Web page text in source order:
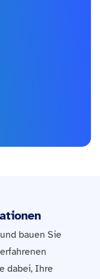
bauen Sie
dabei, Ihre